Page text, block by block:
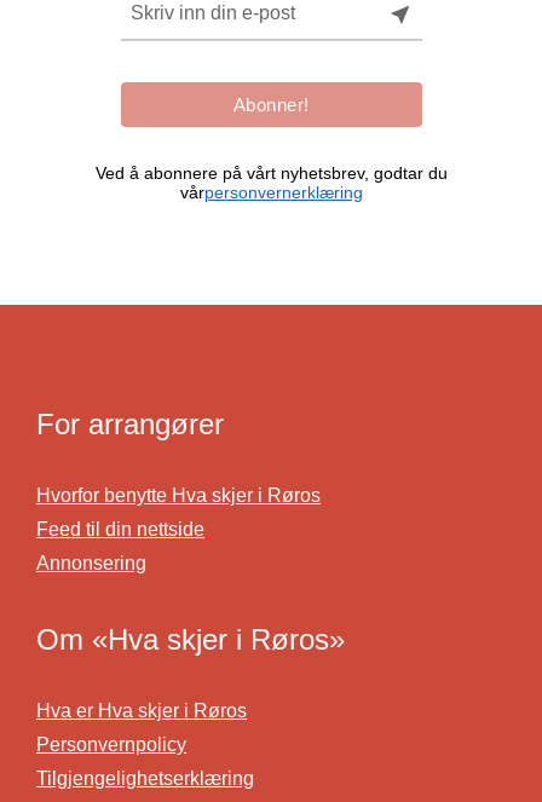
near_me
Abonner!
Ved å abonnere på vårt nyhetsbrev, godtar du
vårpersonvernerklæring
For arrangører
Hvorfor benytte Hva skjer i Røros
Feed til din nettside
Annonsering
Om «Hva skjer i Røros»
Hva er Hva skjer i Røros
Personvernpolicy
Tilgjengelighetserklæring